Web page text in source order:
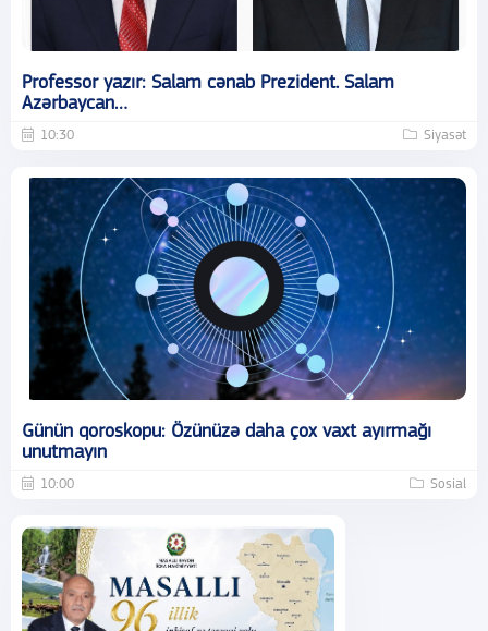
Professor yazır: Salam cənab Prezident. Salam
Azərbaycan…
10:30 Siyasət
Günün qoroskopu: Özünüzə daha çox vaxt ayırmağı
unutmayın
10:00 Sosial